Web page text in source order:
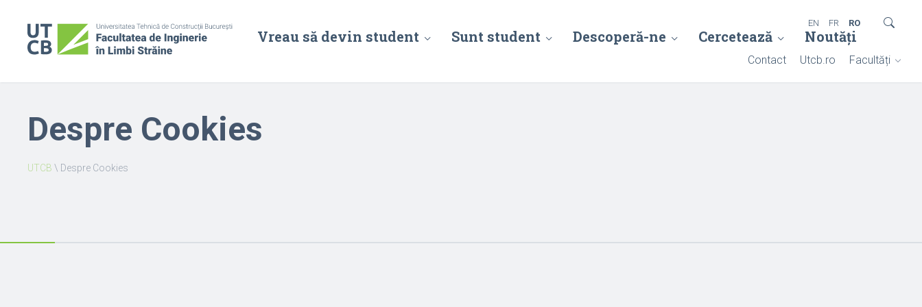
Vreau să devin student Sunt student Descoperă-ne Cercetează Noutăți
Contact Utcb.ro Facultăți
EN FR RO
Despre Cookies
UTCB \ Despre Cookies